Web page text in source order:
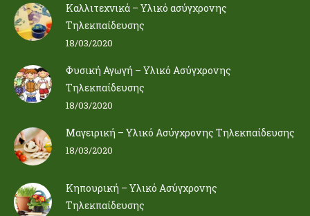
Καλλιτεχνικά – Υλικό ασύγχρονης
Τηλεκπαίδευσης
18/03/2020
Φυσική Αγωγή – Υλικό Ασύγχρονης
Τηλεκπαίδευσης
18/03/2020
Μαγειρική – Υλικό Ασύγχρονης Τηλεκπαίδευσης
18/03/2020
Κηπουρική – Υλικό Ασύγχρονης
Τηλεκπαίδευσης